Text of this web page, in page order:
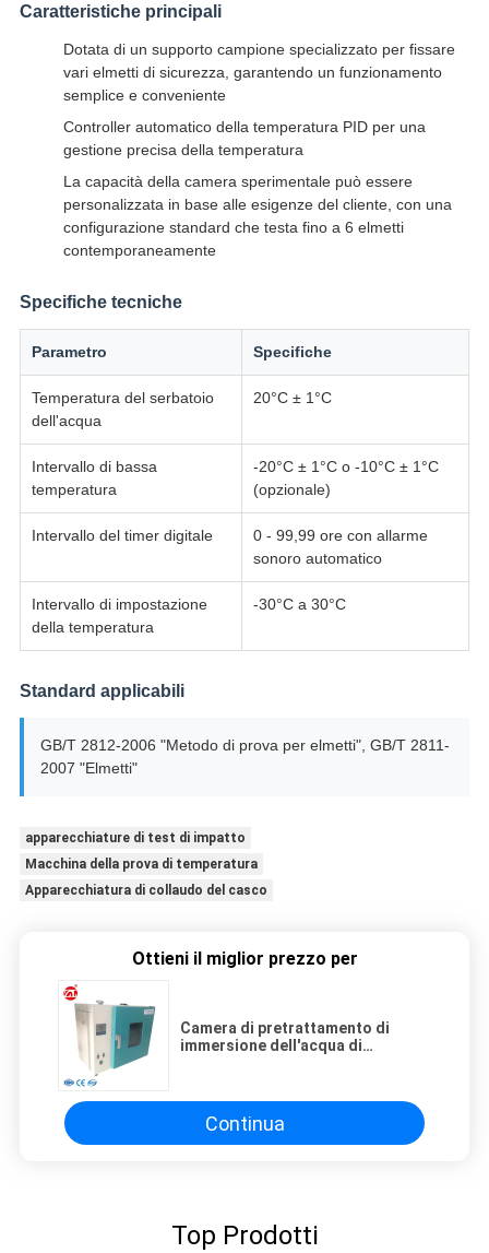
Caratteristiche principali
Dotata di un supporto campione specializzato per fissare
vari elmetti di sicurezza, garantendo un funzionamento
semplice e conveniente
Controller automatico della temperatura PID per una
gestione precisa della temperatura
La capacità della camera sperimentale può essere
personalizzata in base alle esigenze del cliente, con una
configurazione standard che testa fino a 6 elmetti
contemporaneamente
Specifiche tecniche
Parametro Specifiche
Temperatura del serbatoio
dell'acqua
20°C ± 1°C
Intervallo di bassa
temperatura
-20°C ± 1°C o -10°C ± 1°C
(opzionale)
Intervallo del timer digitale
0 - 99,99 ore con allarme
sonoro automatico
Intervallo di impostazione
della temperatura
-30°C a 30°C
Standard applicabili
GB/T 2812-2006 "Metodo di prova per elmetti", GB/T 2811-
2007 "Elmetti"
apparecchiature di test di impatto
Macchina della prova di temperatura
Apparecchiatura di collaudo del casco
Ottieni il miglior prezzo per
Camera di pretrattamento di
immersione dell'acqua di
di sicurezza
Continua
Top Prodotti